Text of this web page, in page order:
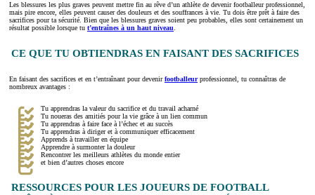
Les blessures les plus graves peuvent mettre fin au rêve d’un athlète de devenir footballeur professionnel,
mais pire encore, elles peuvent causer des douleurs et des souffrances à vie. Tu dois être prêt à faire des
sacrifices pour ta sécurité. Bien que les blessures graves soient peu probables, elles sont certainement un
résultat possible lorsque tu t’entraînes à un haut niveau
CE QUE TU OBTIENDRAS EN FAISANT DES SACRIFICES
En faisant des sacrifices et en t’entraînant pour devenirfootballeurprofessionnel, tu connaîtras de
nombreux avantages :
Tu apprendras la valeur du sacrifice et du travail acharné
Tu noueras des amitiés pour la vie grâce à un lien commun
Tu apprendras à faire face à l’échec et au succès
Tu apprendras à diriger et à communiquer efficacement
Apprends à travailler en équipe
Apprendre à surmonter la douleur
Rencontrer les meilleurs athlètes du monde entier
et bien d’autres choses encore
RESSOURCES POUR LES JOUEURS DE FOOTBALL